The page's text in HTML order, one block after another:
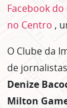
Facebook
no Centro ,
O Clube da
de
Denize
Milton